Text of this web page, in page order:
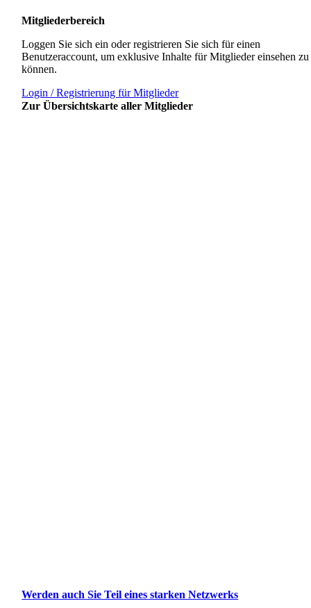
Mitgliederbereich
Loggen Sie sich ein oder registrieren Sie sich für einen
Benutzeraccount, um exklusive Inhalte für Mitglieder einsehen zu
können.
Login / Registrierung für Mitglieder
Zur Übersichtskarte aller Mitglieder
Werden auch Sie Teil eines starken Netzwerks